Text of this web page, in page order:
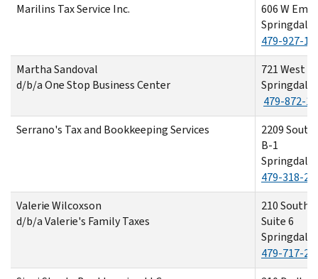
Marilins Tax Service Inc.
606 W
Springdale,
479-927-
Martha Sandoval
d/b/a One Stop Business Center
721 West
Springdale,
479-872-
Serrano's Tax and Bookkeeping Services
2209
B-1
Springdale,
479-318-
Valerie Wilcoxson
d/b/a Valerie's Family Taxes
210 South
Suite 6
Springdale,
479-717-